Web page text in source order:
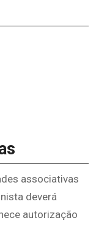
associativas
deverá
autorização